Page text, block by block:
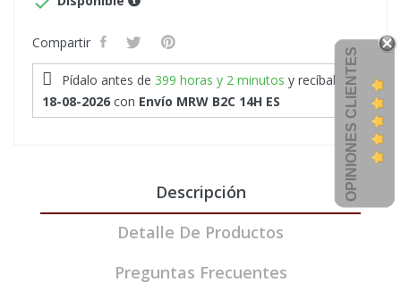
Compartir
Pídalo antes de 399 horas y 2 minutos y recíbaloel
18-08-2026 con Envío MRW B2C 14H ES
Descripción
Detalle De Productos
Preguntas Frecuentes
OPINIONES CLIENTES